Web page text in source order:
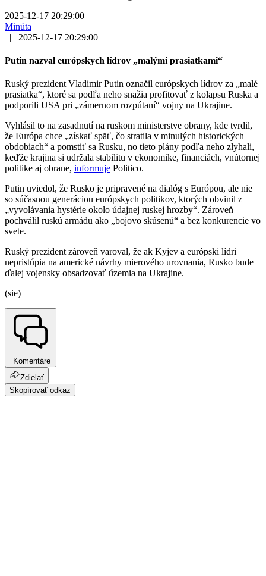
2025-12-17 20:29:00
Minúta
|
2025-12-17 20:29:00
Putin nazval európskych lídrov „malými prasiatkami“
Ruský prezident Vladimir Putin označil európskych lídrov za „malé
prasiatka“, ktoré sa podľa neho snažia profitovať z kolapsu Ruska a
podporili USA pri „zámernom rozpútaní“ vojny na Ukrajine.
Vyhlásil to na zasadnutí na ruskom ministerstve obrany, kde tvrdil,
že Európa chce „získať späť, čo stratila v minulých historických
obdobiach“ a pomstiť sa Rusku, no tieto plány podľa neho zlyhali,
keďže krajina si udržala stabilitu v ekonomike, financiách, vnútornej
politike aj obrane, informuje Politico.
Putin uviedol, že Rusko je pripravené na dialóg s Európou, ale nie
so súčasnou generáciou európskych politikov, ktorých obvinil z
„vyvolávania hystérie okolo údajnej ruskej hrozby“. Zároveň
pochválil ruskú armádu ako „bojovo skúsenú“ a bez konkurencie vo
svete.
Ruský prezident zároveň varoval, že ak Kyjev a európski lídri
nepristúpia na americké návrhy mierového urovnania, Rusko bude
ďalej vojensky obsadzovať územia na Ukrajine.
(sie)
Komentáre
Zdielať
Skopírovať odkaz